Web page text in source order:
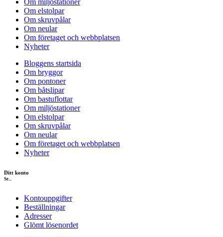
Om miljöstationer
Om elstolpar
Om skruvpålar
Om neular
Om företaget och webbplatsen
Nyheter
Bloggens startsida
Om bryggor
Om pontoner
Om båtslipar
Om bastuflottar
Om miljöstationer
Om elstolpar
Om skruvpålar
Om neular
Om företaget och webbplatsen
Nyheter
Ditt konto
Se...
Kontouppgifter
Beställningar
Adresser
Glömt lösenordet